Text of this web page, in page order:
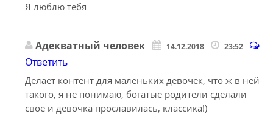
Я люблю тебя
Адекватный человек 14.12.2018 23:52
Ответить
Делает контент для маленьких девочек, что ж в ней
такого, я не понимаю, богатые родители сделали
своё и девочка прославилась, классика!)